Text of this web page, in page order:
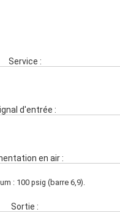
Service :
d'entrée :
en air :
: 100 psig (barre 6,9).
Sortie :